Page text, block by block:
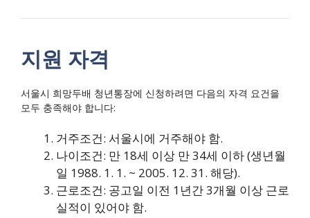
지원 자격
서울시 희망두배 청년통장에 신청하려면 다음의 자격 요건을
모두 충족해야 합니다:
거주조건: 서울시에 거주해야 함.
나이조건: 만 18세 이상 만 34세 이하 (생년월
일 1988. 1. 1. ~ 2005. 12. 31. 해당).
근로조건: 공고일 이전 1년간 3개월 이상 근로
실적이 있어야 함.